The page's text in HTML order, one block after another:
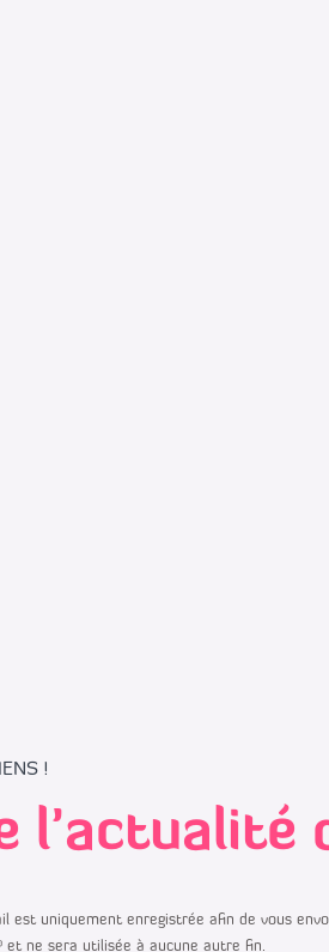
!
l’actualité
est uniquement enregistrée afin de vous
et ne sera utilisée à aucune autre fin.